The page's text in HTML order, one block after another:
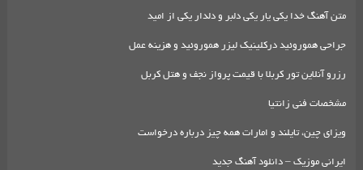
متن آهنگ خدا یکی یار یکی دلبر و دلدار یکی از امید
جراحی هموروئید درکلینیک لیزر هموروئید و هزینه عمل
رزرو آنلاین تور کربلا با قیمت پرواز نجف و هتل کربل
مشخصات فنی زانتیا
ویزای چین، تایلند و امارات همه چیز درباره درخواست
ایرانی موزیک – دانلود آهنگ جدید